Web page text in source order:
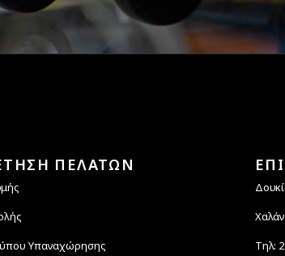
ΠΕΛΑΤΩΝ
Υπαναχώρησης
Τηλ: